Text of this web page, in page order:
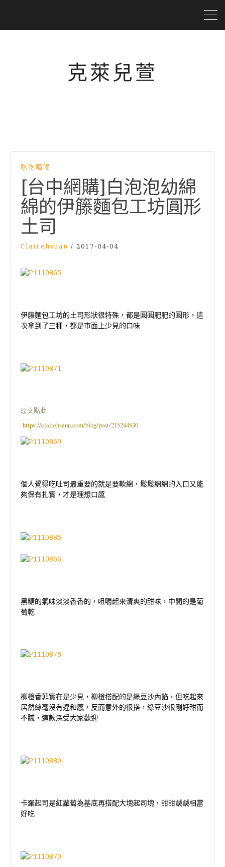
克萊兒萱
吃吃喝喝
[台中網購]白泡泡幼綿
綿的伊籐麵包工坊圓形
土司
Clairehsuan / 2017-04-04
伊籐麵包工坊的土司形狀很特殊，都是圓圓肥肥的圓形，這
次拿到了三種，都是市面上少見的口味
原文點此
https://clairehsaun.com/blog/post/215244830
個人覺得吃吐司最重要的就是要軟綿，鬆鬆綿綿的入口又能
夠保有扎實，才是理想口感
黑糖的氣味淡淡香香的，咀嚼起來清爽的甜味，中間的是葡
萄乾
柳橙香菲實在是少見，柳橙搭配的是綠豆沙內餡，但吃起來
居然絲毫沒有違和感，反而意外的很搭，綠豆沙很剛好甜而
不膩，這款深受大家歡迎
卡羅起司是紅蘿蔔為基底再搭配大塊起司塊，甜甜鹹鹹相當
好吃